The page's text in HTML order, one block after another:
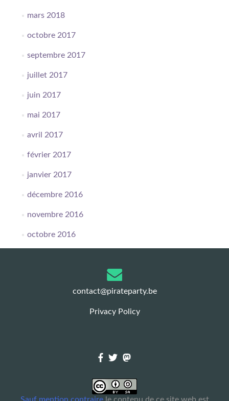
mars 2018
octobre 2017
septembre 2017
juillet 2017
juin 2017
mai 2017
avril 2017
février 2017
janvier 2017
décembre 2016
novembre 2016
octobre 2016
contact@pirateparty.be
Privacy Policy
Sauf mention contrairele contenu de ce site web est